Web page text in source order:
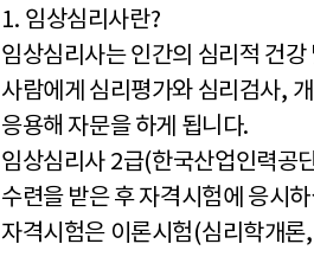
1. 임상심리사란?
임상심리사는 인간의 심리적 건
사람에게 심리평가와 심리검사,
응용해 자문을 하게 됩니다.
임상심리사 2급(한국산업인력공
수련을 받은 후 자격시험에 응시
자격시험은 이론시험(심리학개론,